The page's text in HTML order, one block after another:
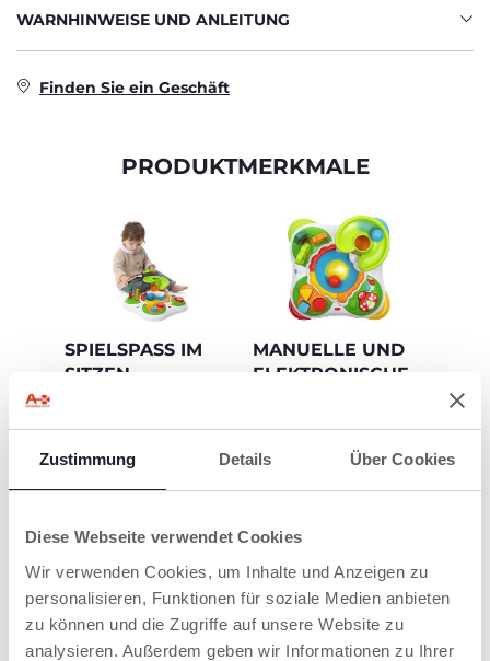
Zustimmung Details Über Cookies
Diese Webseite verwendet Cookies
Wir verwenden Cookies, um Inhalte und Anzeigen zu
personalisieren, Funktionen für soziale Medien anbieten
zu können und die Zugriffe auf unsere Website zu
analysieren. Außerdem geben wir Informationen zu Ihrer
WARNHINWEISE UND ANLEITUNG
Finden Sie ein Geschäft
PRODUKTMERKMALE
SPIELSPASS IM S
ITZEN
abnehmbaren 4 Beine
einem Aktivitätspanel,
das auch im Sitzen
MANUELLE UND
ELEKTRONISCHE
4 verschiedene
Bereiche mit
abwechslungsreichen
Spielen zur Förderung
und logischen
Fähigkeiten des
Kindes.